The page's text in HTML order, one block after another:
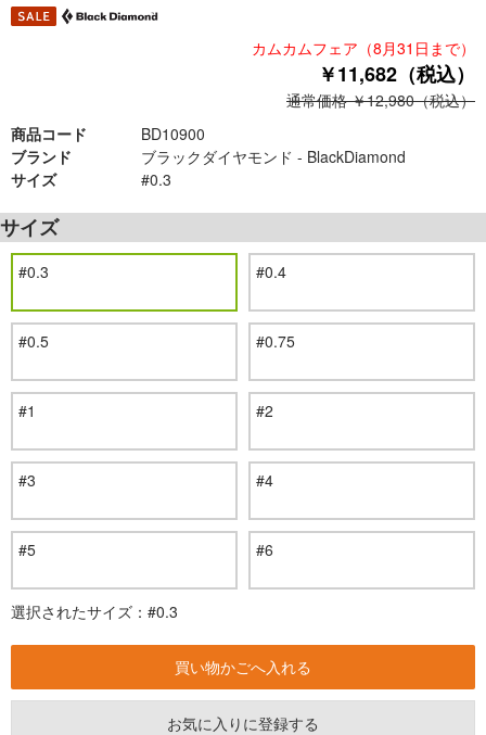
カムカムフェア（8月31日まで）
￥11,682（税込）
通常価格 ￥12,980（税込）
商品コード
BD10900
ブランド
ブラックダイヤモンド - BlackDiamond
サイズ
#0.3
サイズ
#0.3 #0.4
#0.5 #0.75
#1 #2
#3 #4
#5 #6
選択されたサイズ：#0.3
お気に入りに登録する